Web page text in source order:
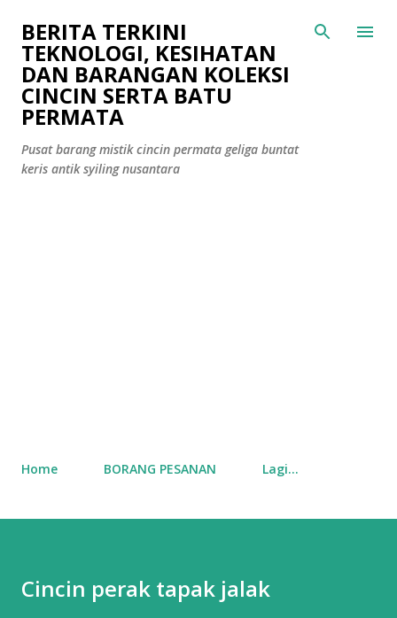
Langkau ke kandungan utama
BERITA TERKINI
TEKNOLOGI, KESIHATAN
DAN BARANGAN KOLEKSI
CINCIN SERTA BATU
PERMATA
Pusat barang mistik cincin permata geliga buntat
keris antik syiling nusantara
Home BORANG PESANAN Lagi…
Cincin perak tapak jalak